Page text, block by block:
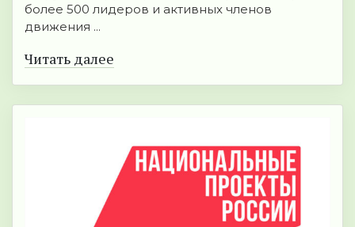
более 500 лидеров и активных членов
движения ...
Читать далее